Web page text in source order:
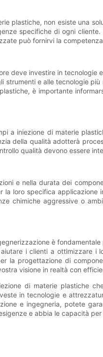
plastiche, non esiste una
specifiche di ogni
può fornirvi la
deve investire in
strumenti e alle tecnologie
è importante
a iniezione di materie
della qualità adotterà
qualità devono essere
e nella durata dei
loro specifica
chimiche aggressive o
è
i clienti a ottimizzare
la progettazione di
visione in realtà con
di materie plastiche
in tecnologie e
e ingegneria, potete
e abbia le capacità